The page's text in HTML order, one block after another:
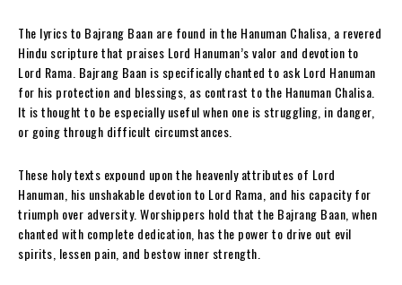
The lyrics to Bajrang Baan are found in the Hanuman Chalisa, a revered
Hindu scripture that praises Lord Hanuman’s valor and devotion to
Lord Rama. Bajrang Baan is specifically chanted to ask Lord Hanuman
for his protection and blessings, as contrast to the Hanuman Chalisa.
It is thought to be especially useful when one is struggling, in danger,
or going through difficult circumstances.
These holy texts expound upon the heavenly attributes of Lord
Hanuman, his unshakable devotion to Lord Rama, and his capacity for
triumph over adversity. Worshippers hold that the Bajrang Baan, when
chanted with complete dedication, has the power to drive out evil
spirits, lessen pain, and bestow inner strength.